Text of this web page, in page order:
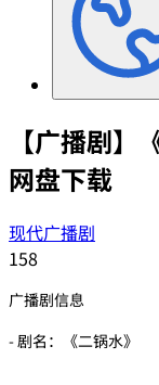
【广播剧
网盘下载
现代广播剧
158
广播剧信息
- 剧名：《二锅水》